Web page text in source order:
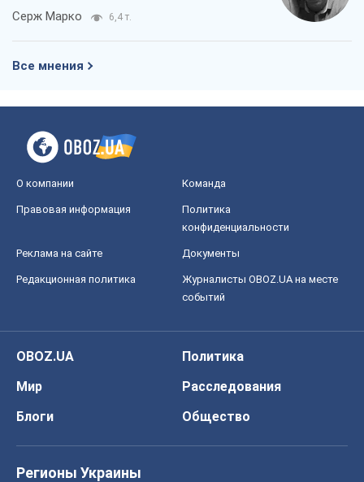
Серж Марко 6,4 т.
Все мнения
О компании Команда
Правовая информация
Политика
конфиденциальности
Реклама на сайте Документы
Редакционная политика
Журналисты OBOZ.UA на месте
событий
OBOZ.UA
Политика
Мир
Расследования
Блоги
Общество
Регионы Украины